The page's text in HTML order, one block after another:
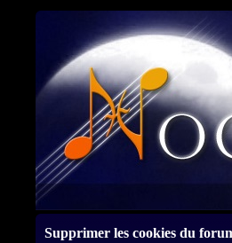
Supprimer les cookies du